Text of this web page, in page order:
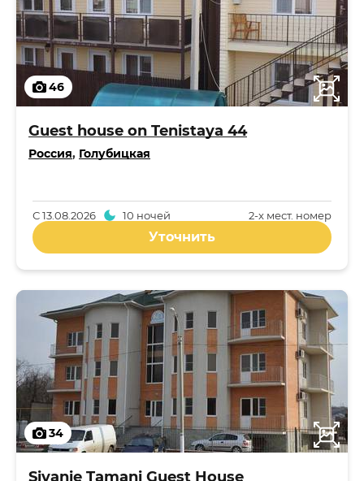
46
Guest house on Tenistaya 44
Россия, Голубицкая
2-x мест. номер
С13.08.2026 10 ночей
Уточнить
34
Siyanie Tamani Guest House